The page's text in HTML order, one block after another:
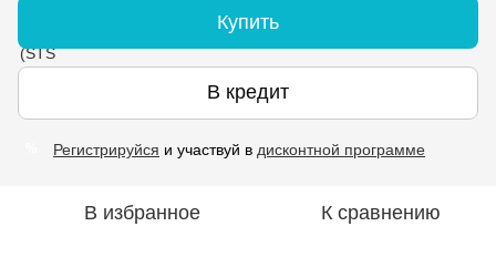
Купить
В кредит
Регистрируйся и участвуй в дисконтной программе
В избранное К сравнению